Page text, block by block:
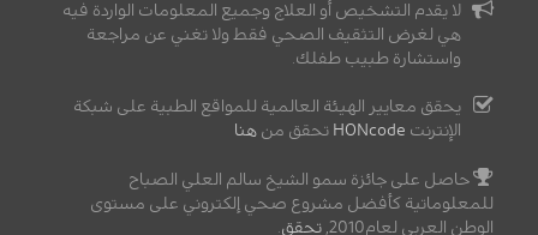
لا يقدم التشخيص أو العلاج وجميع المعلومات الواردة فيه
هي لغرض التثقيف الصحي فقط ولا تغني عن مراجعة
واستشارة طبيب طفلك.
يحقق معايير الهيئة العالمية للمواقع الطبية على شبكة
الإنترنت HONcode تحقق من هنا
حاصل على جائزة سمو الشيخ سالم العلي الصباح
للمعلوماتية كأفضل مشروع صحي إلكتروني على مستوى
الوطن العربي لعام2010,
تحقق.